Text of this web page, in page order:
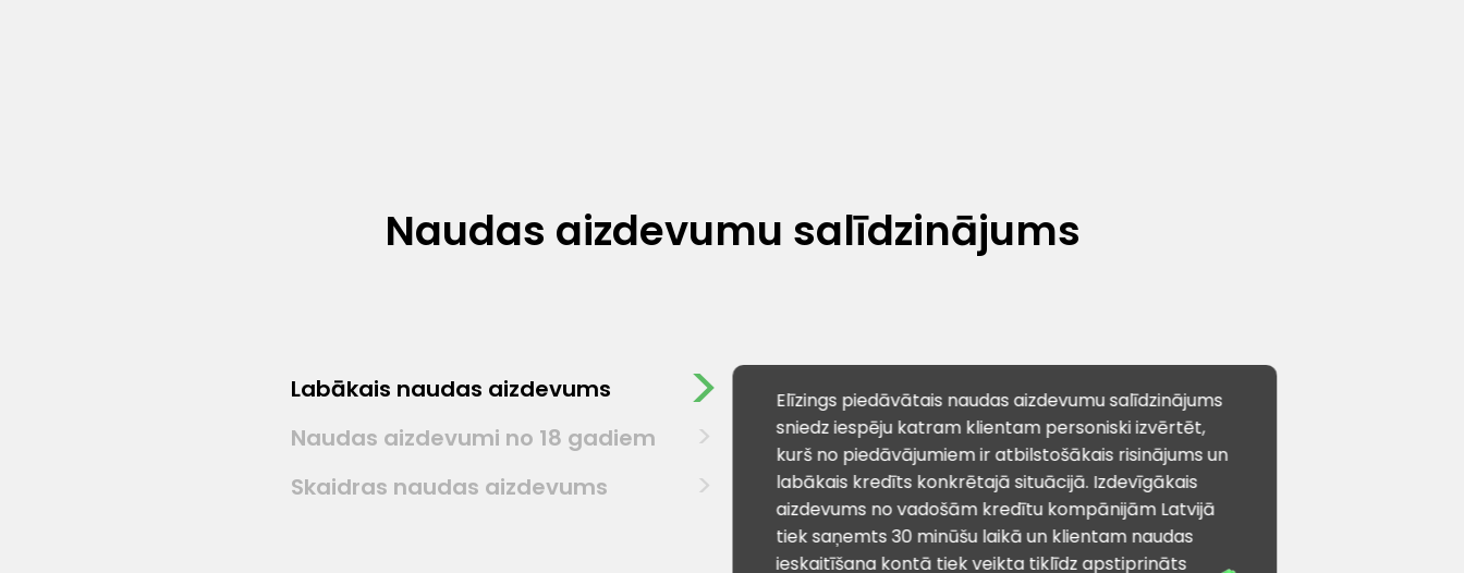
Naudas aizdevumu salīdzinājums
Labākais naudas aizdevums
Elīzings piedāvātais naudas aizdevumu salīdzinājums
sniedz iespēju katram klientam personiski izvērtēt,
kurš no piedāvājumiem ir atbilstošākais risinājums un
labākais kredīts konkrētajā situācijā. Izdevīgākais
aizdevums no vadošām kredītu kompānijām Latvijā
tiek saņemts 30 minūšu laikā un klientam naudas
ieskaitīšana kontā tiek veikta tiklīdz apstiprināts
Naudas aizdevumi no 18 gadiem
Skaidras naudas aizdevums